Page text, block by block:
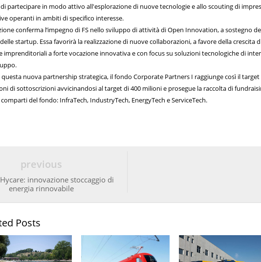
partecipare in modo attivo all'esplorazione di nuove tecnologie e allo scouting di
operanti in ambiti di specifico interesse.
conferma l’impegno di FS nello sviluppo di attività di Open Innovation, a sostegno
startup. Essa favorirà la realizzazione di nuove collaborazioni, a favore della crescita
imprenditoriali a forte vocazione innovativa e con focus su soluzioni tecnologiche di
questa nuova partnership strategica, il fondo Corporate Partners I raggiunge così il target
di sottoscrizioni avvicinandosi al target di 400 milioni e prosegue la raccolta di
del fondo: InfraTech, IndustryTech, EnergyTech e ServiceTech.
previous
innovazione stoccaggio di
energia rinnovabile
Posts